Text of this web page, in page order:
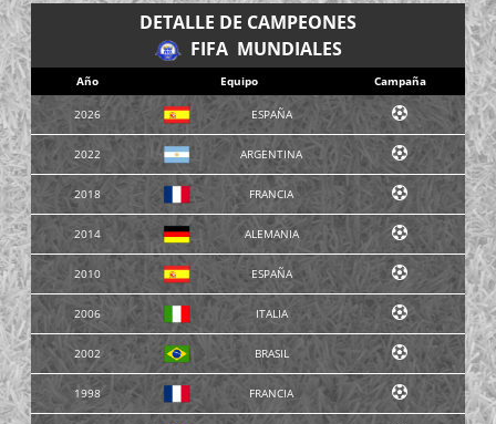
DETALLE DE CAMPEONES
FIFA MUNDIALES
Año Equipo Campaña
2026 ESPAÑA
2022 ARGENTINA
2018 FRANCIA
2014 ALEMANIA
2010 ESPAÑA
2006 ITALIA
2002 BRASIL
1998 FRANCIA